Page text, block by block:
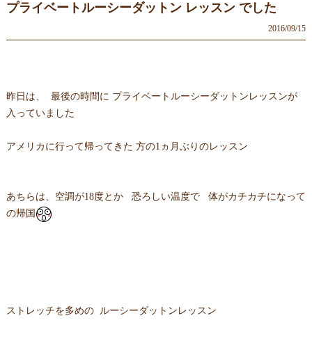
プライベートルーシーダットン レッスン でした
2016/09/15
昨日は、 最後の時間に プライベートルーシーダットンレッスンが
入っていました
アメリカに行って帰ってきた 方の1ヵ月ぶりのレッスン
あちらは、空調が18度とか 恐ろしい温度で 体がカチカチになって
の帰国
ストレッチを多めの ルーシーダットンレッスン